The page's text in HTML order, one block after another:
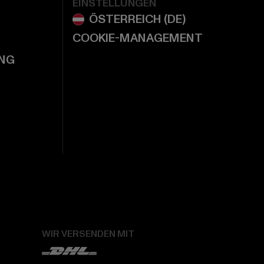
EINSTELLUNGEN
COOKIE-MANAGEMENT
WIR VERSENDEN MIT